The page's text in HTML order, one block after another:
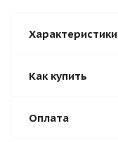
Характеристики
Как купить
Оплата